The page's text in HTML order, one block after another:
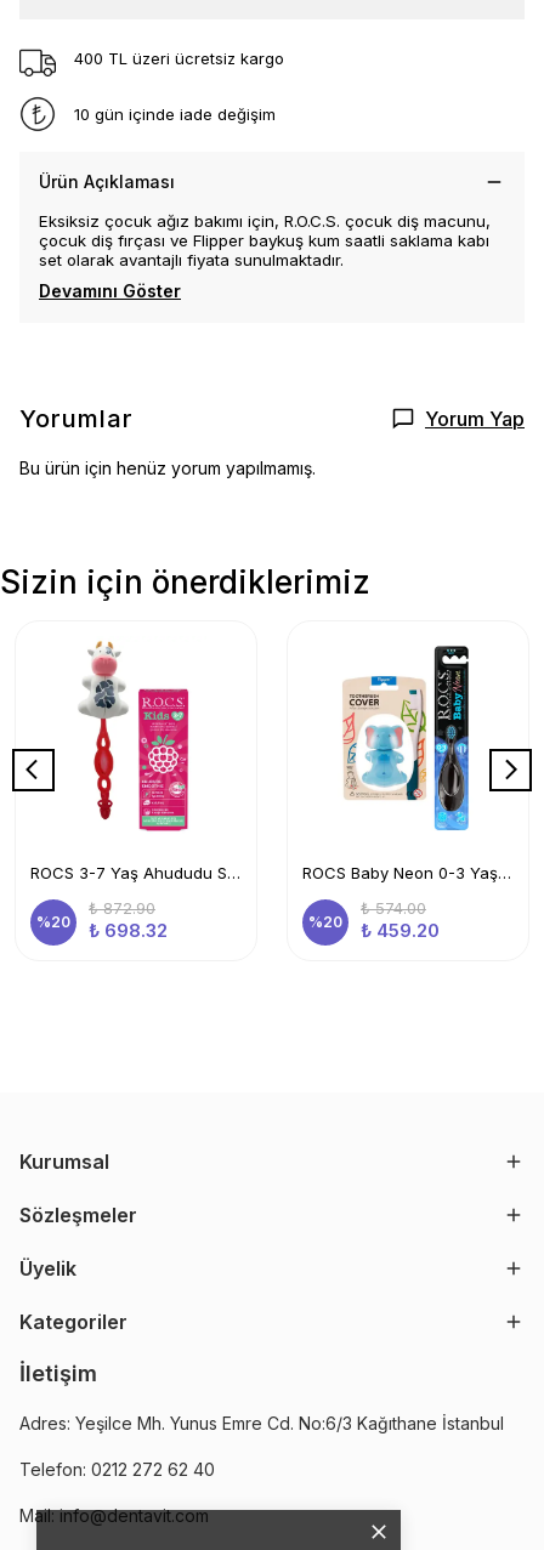
400 TL üzeri ücretsiz kargo
10 gün içinde iade değişim
Ürün Açıklaması
Eksiksiz çocuk ağız bakımı için, R.O.C.S. çocuk diş macunu,
çocuk diş fırçası ve Flipper baykuş kum saatli saklama kabı
set olarak avantajlı fiyata sunulmaktadır.
Devamını Göster
Yorumlar Yorum Yap
Bu ürün için henüz yorum yapılmamış.
Sizin için önerdiklerimiz
ROCS 3-7 Yaş Ahududu Smoothie Ağız Bakım Seti-Kids Diş Mcn+Kids Diş Frc Kırmızı + İnek Sak. Kabı
%20
₺ 872.90
₺ 698.32
ROCS Baby Neon 0-3 Yaş Diş Fırçası Mavi Ve Flipper Hijyenik Saklama Kabı Seti -fil
%20
₺ 574.00
₺ 459.20
Kurumsal
Sözleşmeler
Üyelik
Kategoriler
İletişim
Adres: Yeşilce Mh. Yunus Emre Cd. No:6/3 Kağıthane İstanbul
Telefon: 0212 272 62 40
Mail:info@dentavit.com